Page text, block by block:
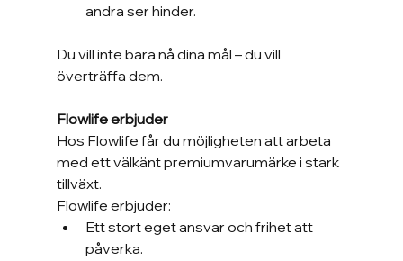
andra ser hinder.
Du vill inte bara nå dina mål – du vill
överträffa dem.
Flowlife erbjuder
Hos Flowlife får du möjligheten att arbeta
med ett välkänt premiumvarumärke i stark
tillväxt.
Flowlife erbjuder:
Ett stort eget ansvar och frihet att
påverka.